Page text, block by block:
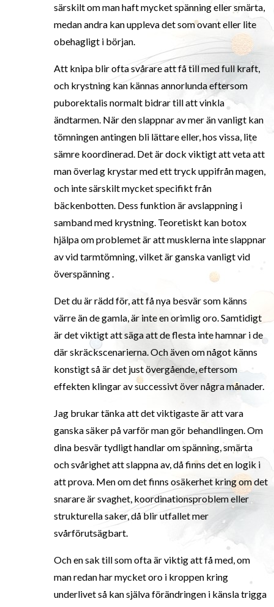
särskilt om man haft mycket spänning eller smärta,
medan andra kan uppleva det som ovant eller lite
obehagligt i början.
Att knipa blir ofta svårare att få till med full kraft,
och krystning kan kännas annorlunda eftersom
puborektalis normalt bidrar till att vinkla
ändtarmen. När den slappnar av mer än vanligt kan
tömningen antingen bli lättare eller, hos vissa, lite
sämre koordinerad. Det är dock viktigt att veta att
man överlag krystar med ett tryck uppifrån magen,
och inte särskilt mycket specifikt från
bäckenbotten. Dess funktion är avslappning i
samband med krystning. Teoretiskt kan botox
hjälpa om problemet är att musklerna inte slappnar
av vid tarmtömning, vilket är ganska vanligt vid
överspänning .
Det du är rädd för, att få nya besvär som känns
värre än de gamla, är inte en orimlig oro. Samtidigt
är det viktigt att säga att de flesta inte hamnar i de
där skräckscenarierna. Och även om något känns
konstigt så är det just övergående, eftersom
effekten klingar av successivt över några månader.
Jag brukar tänka att det viktigaste är att vara
ganska säker på varför man gör behandlingen. Om
dina besvär tydligt handlar om spänning, smärta
och svårighet att slappna av, då finns det en logik i
att prova. Men om det finns osäkerhet kring om det
snarare är svaghet, koordinationsproblem eller
strukturella saker, då blir utfallet mer
svårförutsägbart.
Och en sak till som ofta är viktig att få med, om
man redan har mycket oro i kroppen kring
underlivet så kan själva förändringen i känsla trigga